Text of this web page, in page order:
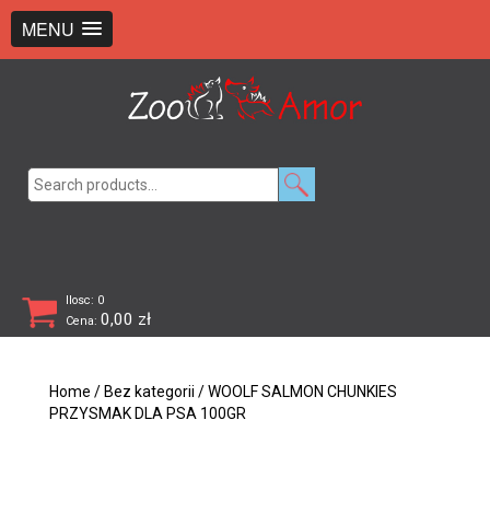
MENU
Ilosc: 0
Cena: 0,00 zł
Home / Bez kategorii / WOOLF SALMON CHUNKIES
PRZYSMAK DLA PSA 100GR